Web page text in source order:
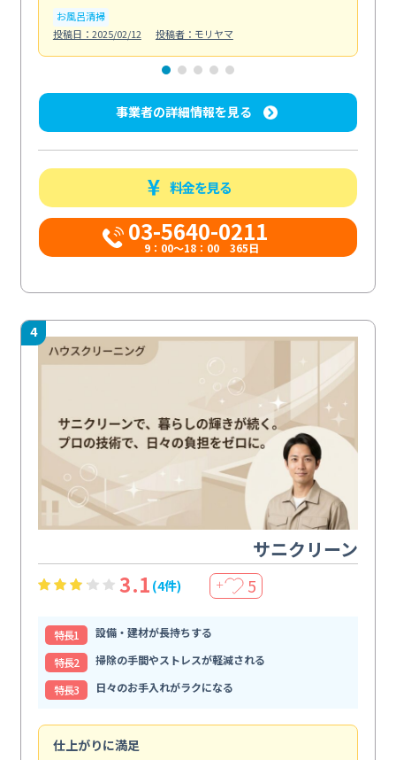
お風呂清掃
投稿日：2025/02/12
投稿者：モリヤマ
事業者の詳細情報を見る
料金を見る
03-5640-0211
9：00～18：00 365日
4
サニクリーン
3.1 (4件) ＋ 5
特⻑1
設備・建材が長持ちする
特⻑2
掃除の手間やストレスが軽減される
特⻑3
日々のお手入れがラクになる
仕上がりに満足